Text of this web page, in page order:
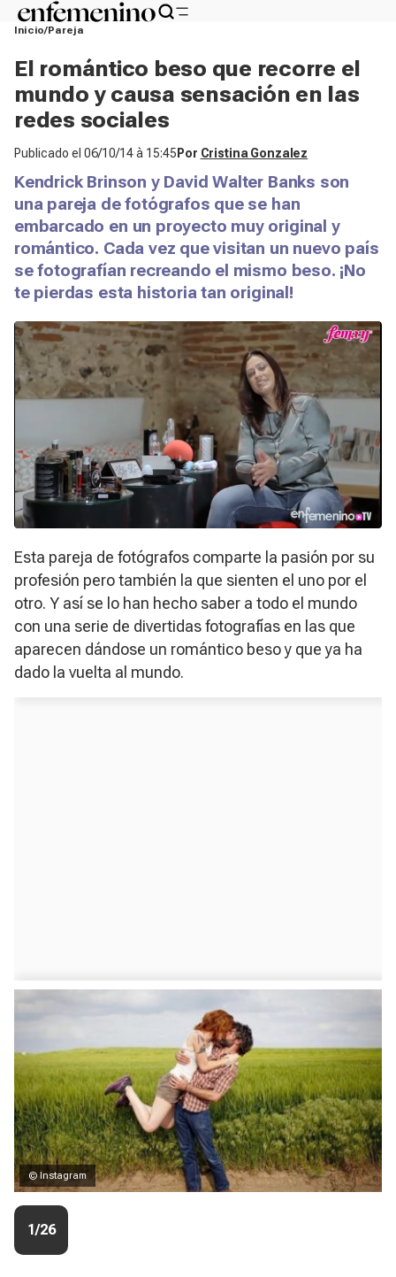
Inicio Pareja
El romántico beso que recorre el
mundo y causa sensación en las
redes sociales
Publicado el 06/10/14 à 15:45 Por Cristina Gonzalez
Kendrick Brinson y David Walter Banks son
una pareja de fotógrafos que se han
embarcado en un proyecto muy original y
romántico. Cada vez que visitan un nuevo país
se fotografían recreando el mismo beso. ¡No
te pierdas esta historia tan original!
Esta pareja de fotógrafos comparte la pasión por su
profesión pero también la que sienten el uno por el
otro. Y así se lo han hecho saber a todo el mundo
con una serie de divertidas fotografías en las que
aparecen dándose un romántico beso y que ya ha
dado la vuelta al mundo.
© Instagram
1/26